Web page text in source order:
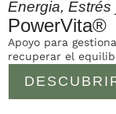
Energia, Estrés
PowerVita®
Apoyo para
recuperar el